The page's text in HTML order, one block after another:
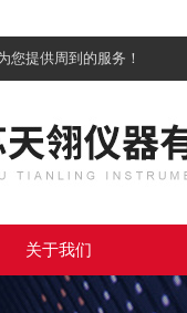
您提供周到的服务！
关于我们